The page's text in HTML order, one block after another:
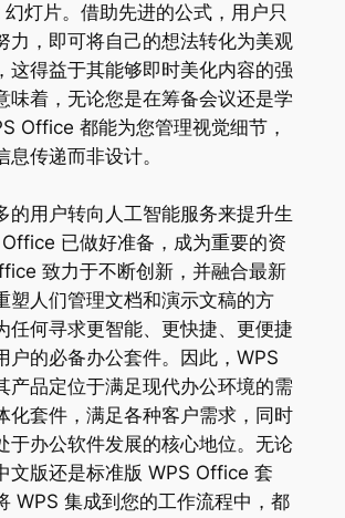
灯片。借助先进的公式，用户只
力，即可将自己的想法转化为美观
这得益于其能够即时美化内容的强
味着，无论您是在筹备会议还是学
Office 都能为您管理视觉细节，
息传递而非设计。
的用户转向人工智能服务来提升生
已做好准备，成为重要的资
致力于不断创新，并融合最新
塑人们管理文档和演示文稿的方
任何寻求更智能、更快捷、更便捷
户的必备办公套件。因此，WPS
产品定位于满足现代办公环境的需
化套件，满足各种客户需求，同时
于办公软件发展的核心地位。无论
文版还是标准版 WPS Office 套
WPS 集成到您的工作流程中，都